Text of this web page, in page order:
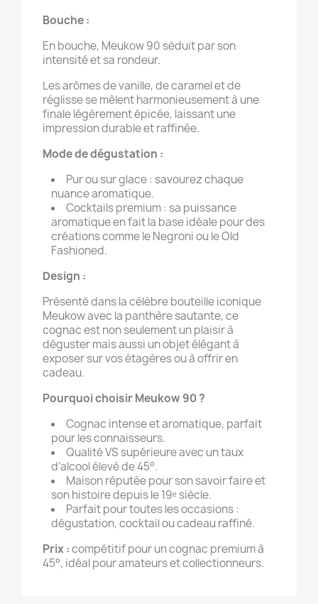
Bouche :
En bouche, Meukow 90 séduit par son
intensité et sa rondeur.
Les arômes de vanille, de caramel et de
réglisse se mêlent harmonieusement à une
finale légèrement épicée, laissant une
impression durable et raffinée.
Mode de dégustation :
Pur ou sur glace : savourez chaque
nuance aromatique.
Cocktails premium : sa puissance
aromatique en fait la base idéale pour des
créations comme le Negroni ou le Old
Fashioned.
Design :
Présenté dans la célèbre bouteille iconique
Meukow avec la panthère sautante, ce
cognac est non seulement un plaisir à
déguster mais aussi un objet élégant à
exposer sur vos étagères ou à offrir en
cadeau.
Pourquoi choisir Meukow 90 ?
Cognac intense et aromatique, parfait
pour les connaisseurs.
Qualité VS supérieure avec un taux
d’alcool élevé de 45°.
Maison réputée pour son savoir faire et
son histoire depuis le 19ᵉ siècle.
Parfait pour toutes les occasions :
dégustation, cocktail ou cadeau raffiné.
Prix :compétitif pour un cognac premium à
45°, idéal pour amateurs et collectionneurs.